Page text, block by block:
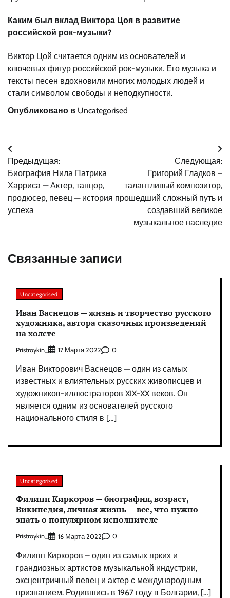
Каким был вклад Виктора Цоя в развитие
российской рок-музыки?
Виктор Цой считается одним из основателей и
ключевых фигур российской рок-музыки. Его музыка и
тексты песен вдохновили многих молодых людей и
стали символом свободы и неподкупности.
Опубликовано в Uncategorised
Навигация
по
записям
Предыдущая:
Биография Нила Патрика
Харриса — Актер, танцор,
продюсер, певец — история
успеха
Следующая:
Григорий Гладков –
талантливый композитор,
прошедший сложный путь и
создавший великое
музыкальное наследие
Связанные записи
Uncategorised
Иван Васнецов — жизнь и творчество русского
художника, автора сказочных произведений
на холсте
Pristroykin_ 17 Марта 2022 0
Иван Викторович Васнецов — один из самых
известных и влиятельных русских живописцев и
художников-иллюстраторов XIX-XX веков. Он
является одним из основателей русского
национального стиля в […]
Uncategorised
Филипп Киркоров — биография, возраст,
Википедия, личная жизнь — все, что нужно
знать о популярном исполнителе
Pristroykin_ 16 Марта 2022 0
Филипп Киркоров – один из самых ярких и
грандиозных артистов музыкальной индустрии,
эксцентричный певец и актер с международным
признанием. Родившись в 1967 году в Болгарии, […]